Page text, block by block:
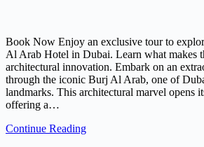
Book Now Enjoy an exclusive tour to
Al Arab Hotel in Dubai. Learn what makes
architectural innovation. Embark on an
through the iconic Burj Al Arab, one of
landmarks. This architectural marvel opens
offering a…
Continue Reading